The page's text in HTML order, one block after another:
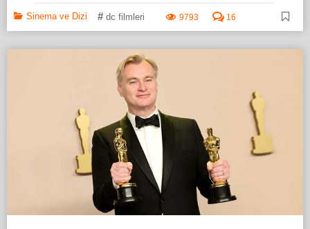
Sinema ve Dizi # dc filmleri 9793 16